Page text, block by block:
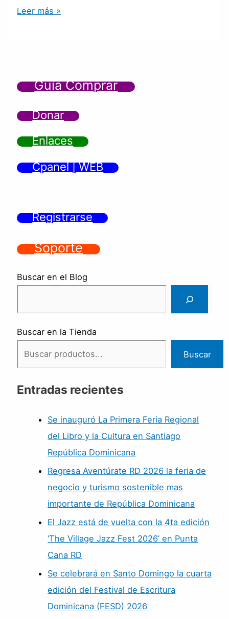
Leer más »
Guía Comprar
Donar
Enlaces
Cpanel | WEB
Registrarse
Soporte
Buscar en el Blog
Buscar en la Tienda
Buscar
Entradas recientes
Se inauguró La Primera Feria Regional
del Libro y la Cultura en Santiago
República Dominicana
Regresa Aventúrate RD 2026 la feria de
negocio y turismo sostenible mas
importante de República Dominicana
El Jazz está de vuelta con la 4ta edición
‘The Village Jazz Fest 2026’ en Punta
Cana RD
Se celebrará en Santo Domingo la cuarta
edición del Festival de Escritura
Dominicana (FESD) 2026